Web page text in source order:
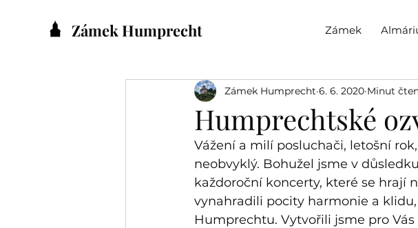
Zámek Humprecht Zámek
Humprechtské
Zámek Humprecht 6. 6. 2020 Minut
Vážení a milí posluchači, letošní
neobvyklý. Bohužel jsme v
každoroční koncerty, které se hrají
vynahradili pocity harmonie a
Humprechtu. Vytvořili jsme pro